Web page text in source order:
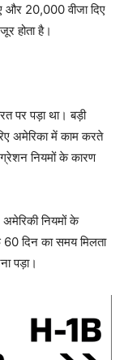
और 20,000 वीजा दिए
होता है।
पर पड़ा था। बड़ी
अमेरिका में काम करते
नियमों के कारण
अमेरिकी नियमों के
60 दिन का समय मिलता
पड़ा।